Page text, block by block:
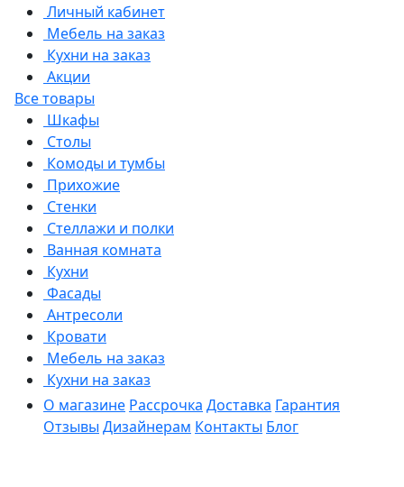
Личный кабинет
Мебель на заказ
Кухни на заказ
Акции
Все товары
Шкафы
Столы
Комоды и тумбы
Прихожие
Стенки
Стеллажи и полки
Ванная комната
Кухни
Фасады
Антресоли
Кровати
Мебель на заказ
Кухни на заказ
О магазине Рассрочка Доставка Гарантия
Отзывы Дизайнерам Контакты Блог